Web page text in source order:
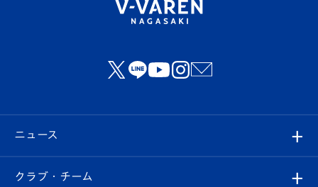
ニュース
すべて
クラブ・チーム